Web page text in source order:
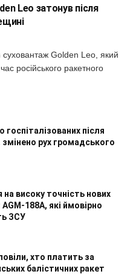
Leo затонув після
Golden Leo, який
російського ракетного
госпіталізованих після
змінено рух громадського
високу точність нових
188A, які ймовірно
ЗСУ
хто платить за
балістичних ракет